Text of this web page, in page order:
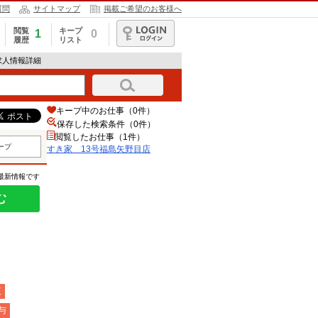
問 サイトマップ 掲載ご希望のお客様へ
閲覧
履歴
1
キープ
リスト
0
ログイン
情報詳細
プ
新情報です
キープ中のお仕事（0件）
保存した検索条件（0件）
閲覧したお仕事（1件）
すき家 13号福島矢野目店